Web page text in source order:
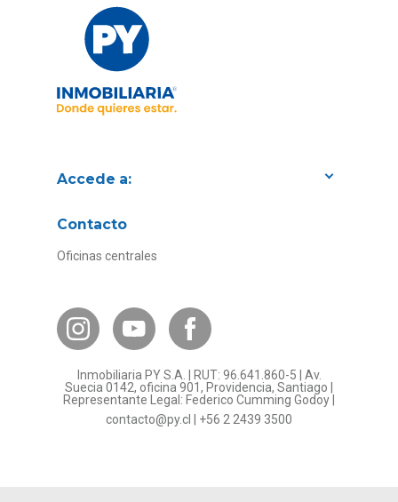
Accede a:
Bases Legales
¿Por qué invertir en PY?
Preguntas frecuentes
Formulario Referidos PY
Términos y Condiciones
Contacto
Oficinas centrales
Inmobiliaria PY S.A. | RUT: 96.641.860-5 | Av.
Suecia 0142, oficina 901, Providencia, Santiago |
Representante Legal: Federico Cumming Godoy |
contacto@py.cl
+56 2 2439 3500